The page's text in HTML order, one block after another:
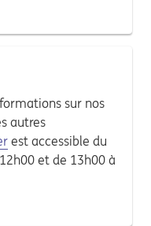
sur nos
autres
est accessible du
et de 13h00 à